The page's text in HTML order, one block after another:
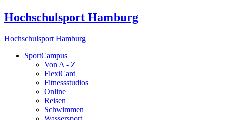
Hochschulsport Hamburg
Hochschulsport Hamburg
SportCampus
Von A - Z
FlexiCard
Fitnessstudios
Online
Reisen
Schwimmen